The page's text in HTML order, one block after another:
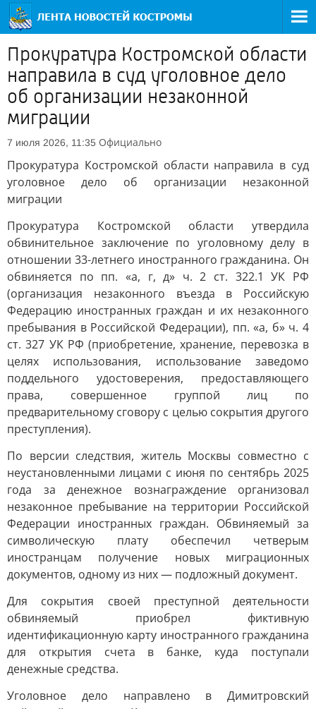
Прокуратура Костромской области
направила в суд уголовное дело
об организации незаконной
миграции
7 июля 2026, 11:35 Официально
Прокуратура Костромской области направила в суд
уголовное дело об организации незаконной
миграции
Прокуратура Костромской области утвердила
обвинительное заключение по уголовному делу в
отношении 33-летнего иностранного гражданина. Он
обвиняется по пп. «а, г, д» ч. 2 ст. 322.1 УК РФ
(организация незаконного въезда в Российскую
Федерацию иностранных граждан и их незаконного
пребывания в Российской Федерации), пп. «а, б» ч. 4
ст. 327 УК РФ (приобретение, хранение, перевозка в
целях использования, использование заведомо
поддельного удостоверения, предоставляющего
права, совершенное группой лиц по
предварительному сговору с целью сокрытия другого
преступления).
По версии следствия, житель Москвы совместно с
неустановленными лицами с июня по сентябрь 2025
года за денежное вознаграждение организовал
незаконное пребывание на территории Российской
Федерации иностранных граждан. Обвиняемый за
символическую плату обеспечил четверым
иностранцам получение новых миграционных
документов, одному из них — подложный документ.
Для сокрытия своей преступной деятельности
обвиняемый приобрел фиктивную
идентификационную карту иностранного гражданина
для открытия счета в банке, куда поступали
денежные средства.
Уголовное дело направлено в Димитровский